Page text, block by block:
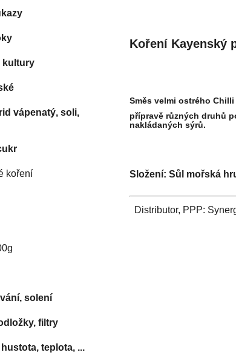
kultury
vápenatý, soli,
koření
solení
filtry
hustota, teplota, ...
Koření Kayenský
Směs velmi ostrého
přípravě různých druhů
nakládaných sýrů.
Složení: Sůl mořská
Distributor, PPP: